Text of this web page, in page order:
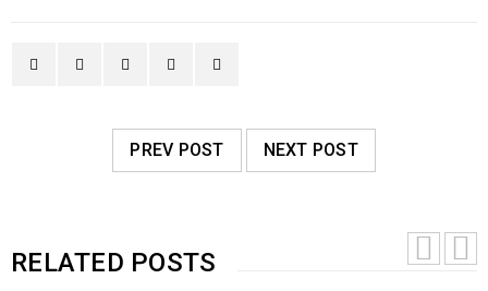
PREV POST NEXT POST
RELATED POSTS